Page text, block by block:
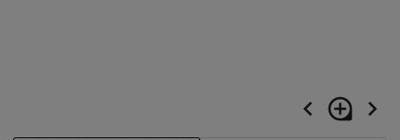
navigate_before loupe navigate_next